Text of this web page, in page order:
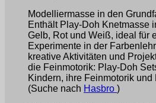
Modelliermasse in den
Enthält Play-Doh Knetmasse
Gelb, Rot und Weiß, ideal für
Experimente in der
kreative Aktivitäten und
die Feinmotorik: Play-Doh
Kindern, ihre Feinmotorik und
(Suche nach Hasbro )